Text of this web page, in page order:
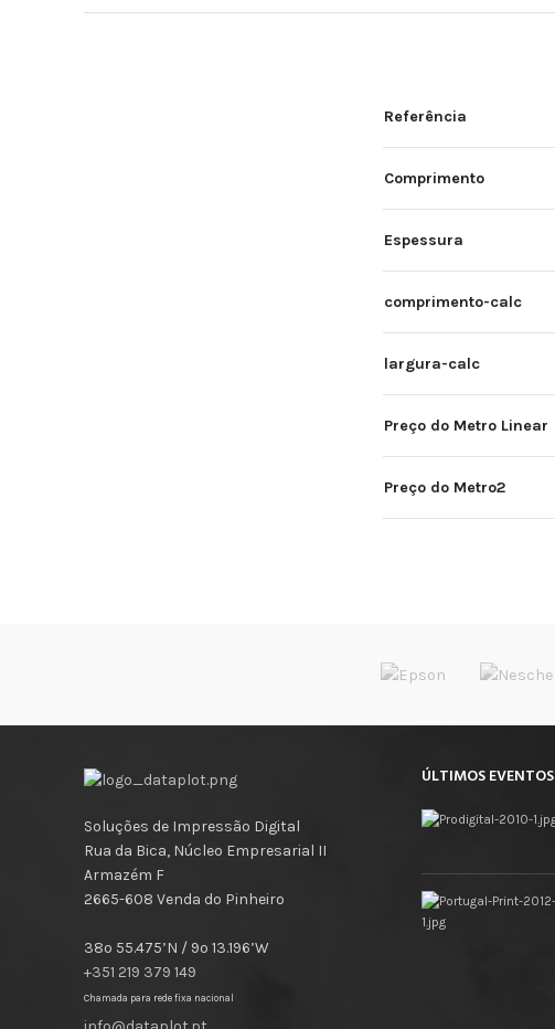
Referência
Comprimento
Espessura
comprimento-calc
largura-calc
Preço do Metro Linear
Preço do Metro2
Soluções de Impressão Digital
Rua da Bica, Núcleo Empresarial II
Armazém F
2665-608 Venda do Pinheiro
38º 55.475’N / 9º 13.196’W
+351 219 379 149
Chamada para rede fixa nacional
ÚLTIMOS EVENTOS